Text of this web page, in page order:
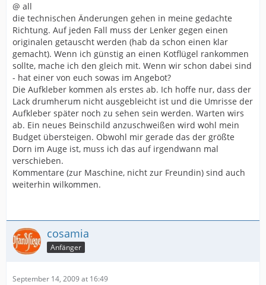
@ all
die technischen Änderungen gehen in meine gedachte
Richtung. Auf jeden Fall muss der Lenker gegen einen
originalen getauscht werden (hab da schon einen klar
gemacht). Wenn ich günstig an einen Kotflügel rankommen
sollte, mache ich den gleich mit. Wenn wir schon dabei sind
- hat einer von euch sowas im Angebot?
Die Aufkleber kommen als erstes ab. Ich hoffe nur, dass der
Lack drumherum nicht ausgebleicht ist und die Umrisse der
Aufkleber später noch zu sehen sein werden. Warten wirs
ab. Ein neues Beinschild anzuschweißen wird wohl mein
Budget übersteigen. Obwohl mir gerade das der größte
Dorn im Auge ist, muss ich das auf irgendwann mal
verschieben.
Kommentare (zur Maschine, nicht zur Freundin) sind auch
weiterhin wilkommen.
cosamia
Anfänger
September 14, 2009 at 16:49